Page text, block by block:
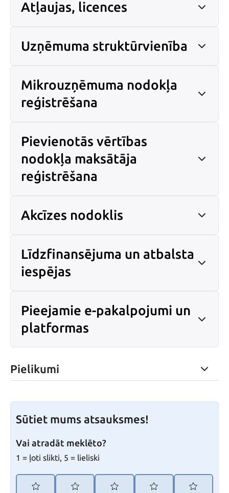
Atļaujas, licences
Uzņēmuma struktūrvienība
Mikrouzņēmuma nodokļa
reģistrēšana
Pievienotās vērtības
nodokļa maksātāja
reģistrēšana
Akcīzes nodoklis
Līdzfinansējuma un atbalsta
iespējas
Pieejamie e-pakalpojumi un
platformas
Pielikumi
Sūtiet mums atsauksmes!
Vai atradāt meklēto?
1 = ļoti slikti, 5 = lieliski